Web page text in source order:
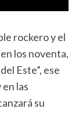
rockero y el
los noventa,
Este”, ese
las
su